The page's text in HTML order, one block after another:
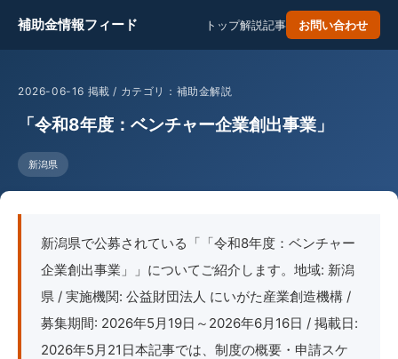
補助金情報フィード トップ解説記事 お問い合わせ
2026-06-16 掲載 / カテゴリ：補助金解説
「令和8年度：ベンチャー企業創出事業」
新潟県
新潟県で公募されている「「令和8年度：ベンチャー
企業創出事業」」についてご紹介します。地域: 新潟
県 / 実施機関: 公益財団法人 にいがた産業創造機構 /
募集期間: 2026年5月19日～2026年6月16日 / 掲載日:
2026年5月21日本記事では、制度の概要・申請スケ